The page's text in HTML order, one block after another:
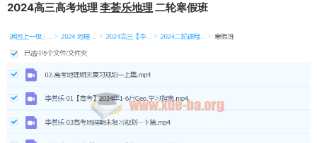
2024高三高考地理李荟乐地理二轮寒假班